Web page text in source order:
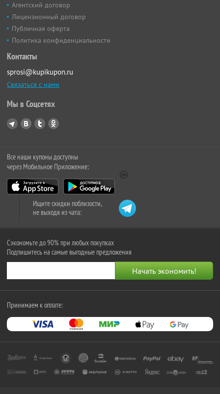
Агентский договор
Лицензионный договор
Публичная оферта
Политика конфиденциальности
Контакты
sprosi@kupikupon.ru
Связаться с нами
Мы в Соцсетях
Все наши купоны доступны
через Мобильное Приложение:
Ищите скидки поблизости,
не выходя из чата:
Сэкономьте до 90% при любых покупках
Подпишитесь на самые выгодные предложения
Принимаем к оплате: